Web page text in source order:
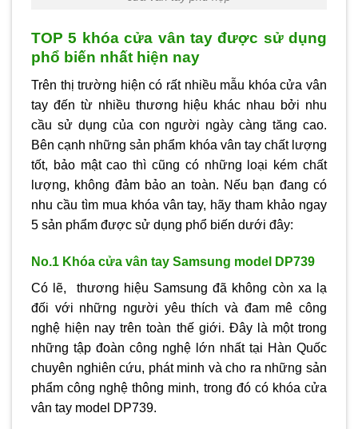
TOP 5 khóa cửa vân tay được sử dụng
phổ biến nhất hiện nay
Trên thị trường hiện có rất nhiều mẫu khóa cửa vân
tay đến từ nhiều thương hiệu khác nhau bởi nhu
cầu sử dụng của con người ngày càng tăng cao.
Bên cạnh những sản phẩm khóa vân tay chất lượng
tốt, bảo mật cao thì cũng có những loại kém chất
lượng, không đảm bảo an toàn. Nếu bạn đang có
nhu cầu tìm mua khóa vân tay, hãy tham khảo ngay
5 sản phẩm được sử dụng phổ biến dưới đây:
No.1 Khóa cửa vân tay Samsung model DP739
Có lẽ, thương hiệu Samsung đã không còn xa lạ
đối với những người yêu thích và đam mê công
nghệ hiện nay trên toàn thế giới. Đây là một trong
những tập đoàn công nghệ lớn nhất tại Hàn Quốc
chuyên nghiên cứu, phát minh và cho ra những sản
phẩm công nghệ thông minh, trong đó có khóa cửa
vân tay model DP739.